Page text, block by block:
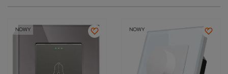
NOWY NOWY